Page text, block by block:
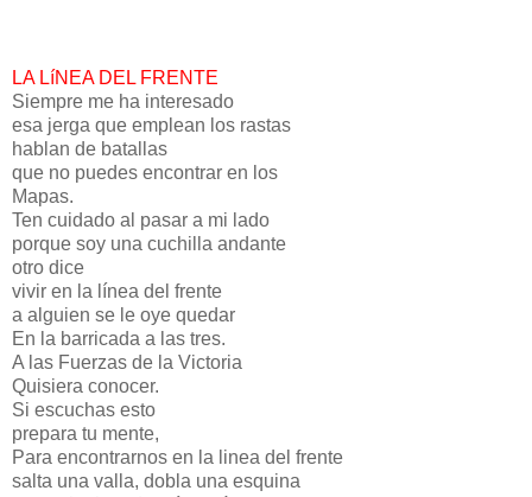
LA LíNEA DEL FRENTE
Siempre me ha interesado
esa jerga que emplean los rastas
hablan de batallas
que no puedes encontrar en los
Mapas.
Ten cuidado al pasar a mi lado
porque soy una cuchilla andante
otro dice
vivir en la línea del frente
a alguien se le oye quedar
En la barricada a las tres.
A las Fuerzas de la Victoria
Quisiera conocer.
Si escuchas esto
prepara tu mente,
Para encontrarnos en la linea del frente
salta una valla, dobla una esquina